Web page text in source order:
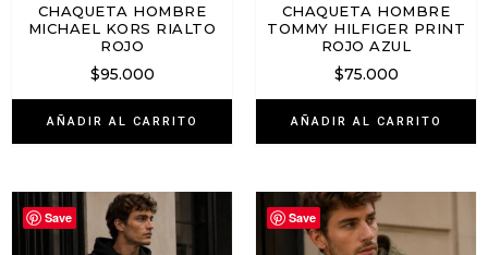
CHAQUETA HOMBRE
MICHAEL KORS RIALTO
ROJO
$95.000
AÑADIR AL CARRITO
CHAQUETA HOMBRE
TOMMY HILFIGER PRINT
ROJO AZUL
$75.000
AÑADIR AL CARRITO
Save Save